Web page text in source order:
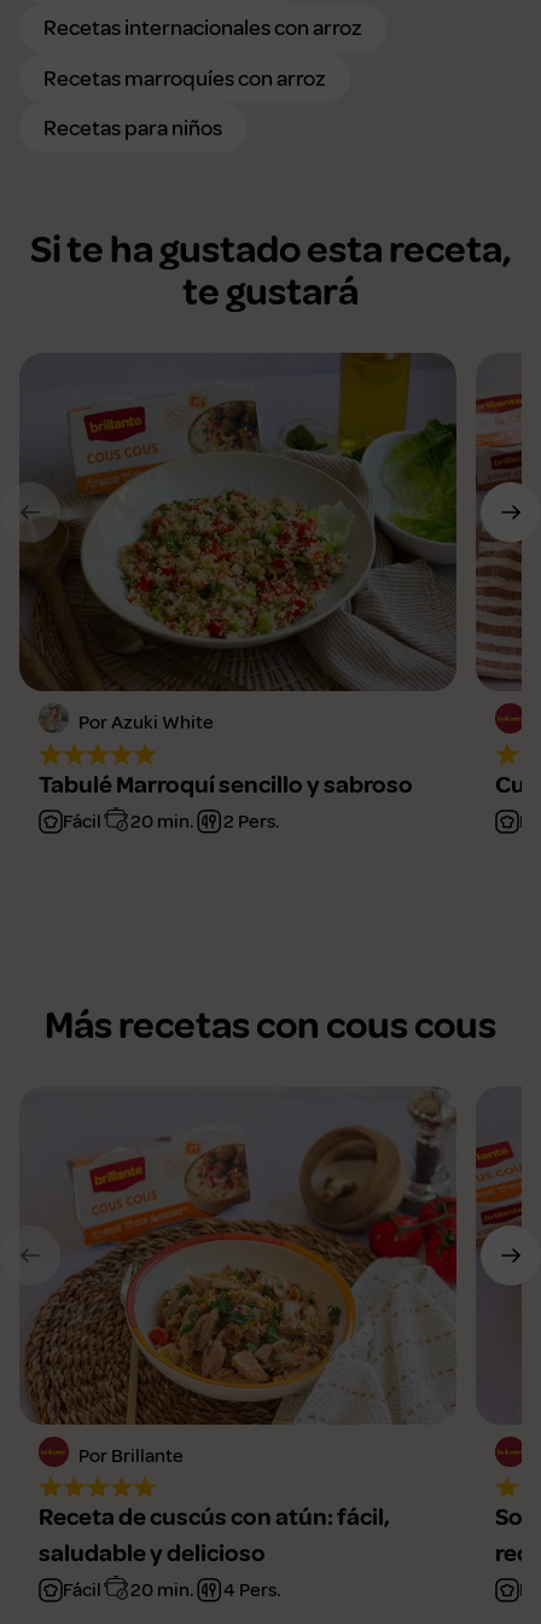
Recetas internacionales con arroz
Recetas marroquíes con arroz
Recetas para niños
Si te ha gustado esta receta,
te gustará
Por Azuki White
Tabulé Marroquí sencillo y sabroso
Fácil 20 min. 2 Pers.
Más recetas con cous cous
Por Brillante
Receta de cuscús con atún: fácil,
saludable y delicioso
Fácil 20 min. 4 Pers.